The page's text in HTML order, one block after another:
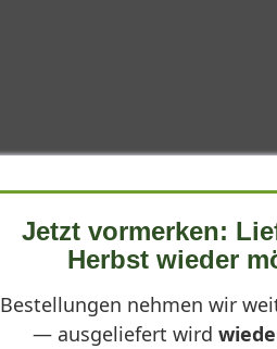
Jetzt vormerken:
Herbst wieder
Bestellungen nehmen wir
— ausgeliefert wird